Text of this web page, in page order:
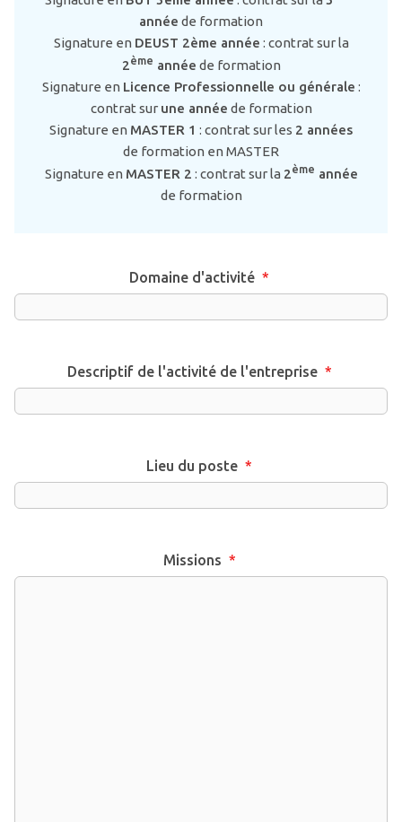
année de formation
Signature en DEUST 2ème année : contrat sur la
2ème année de formation
Signature en Licence Professionnelle ou générale :
contrat sur une année de formation
Signature en MASTER 1 : contrat sur les 2 années
de formation en MASTER
Signature en MASTER 2 : contrat sur la 2ème année
de formation
Domaine d'activité *
Descriptif de l'activité de l'entreprise *
Lieu du poste *
Missions *